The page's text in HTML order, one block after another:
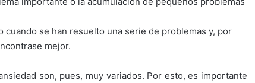
se han resuelto una serie de problemas y, por
mejor.
son, pues, muy variados. Por esto, es importante